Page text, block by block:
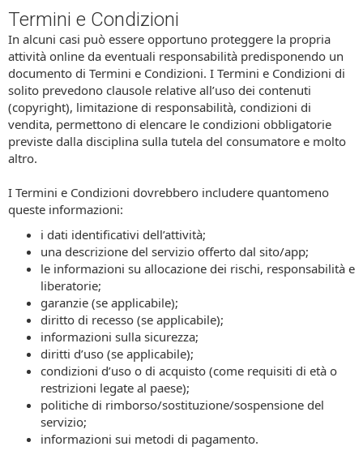
Termini e Condizioni
In alcuni casi può essere opportuno proteggere la propria
attività online da eventuali responsabilità predisponendo un
documento di Termini e Condizioni. I Termini e Condizioni di
solito prevedono clausole relative all’uso dei contenuti
(copyright), limitazione di responsabilità, condizioni di
vendita, permettono di elencare le condizioni obbligatorie
previste dalla disciplina sulla tutela del consumatore e molto
altro.
I Termini e Condizioni dovrebbero includere quantomeno
queste informazioni:
i dati identificativi dell’attività;
una descrizione del servizio offerto dal sito/app;
le informazioni su allocazione dei rischi, responsabilità e
liberatorie;
garanzie (se applicabile);
diritto di recesso (se applicabile);
informazioni sulla sicurezza;
diritti d’uso (se applicabile);
condizioni d’uso o di acquisto (come requisiti di età o
restrizioni legate al paese);
politiche di rimborso/sostituzione/sospensione del
servizio;
informazioni sui metodi di pagamento.